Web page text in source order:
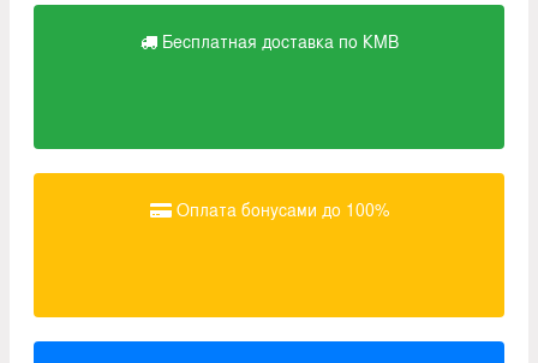
Бесплатная доставка по КМВ
Оплата бонусами до 100%